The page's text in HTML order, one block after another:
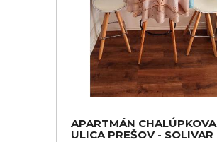
APARTMÁN CHALÚPKOVA
ULICA PREŠOV - SOLIVAR